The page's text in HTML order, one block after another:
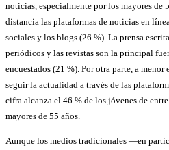
noticias, especialmente por los mayores de
distancia las plataformas de noticias en
sociales y los blogs (26 %). La prensa
periódicos y las revistas son la principal
encuestados (21 %). Por otra parte, a menor
seguir la actualidad a través de las
cifra alcanza el 46 % de los jóvenes de
mayores de 55 años.
Aunque los medios tradicionales —en